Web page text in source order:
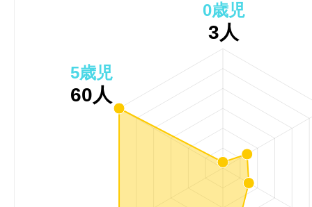
0歳児
3人
5歳児
60人